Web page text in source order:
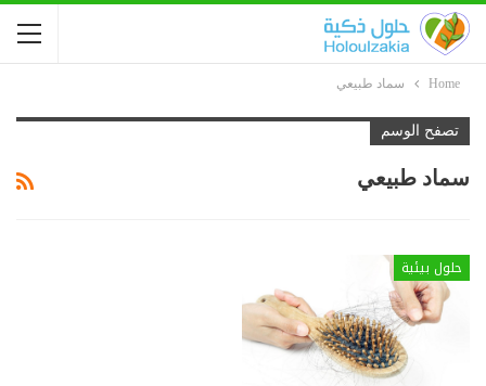
Home سماد طبيعي
تصفح الوسم
سماد طبيعي
حلول بيئية